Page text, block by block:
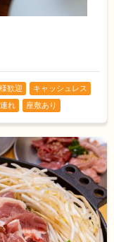
歓迎
キャッシュレス
れ 座敷あり